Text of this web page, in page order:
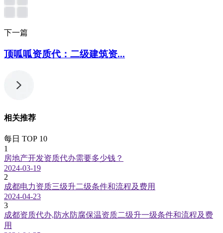
下一篇
顶呱呱资质代：二级建筑资...
相关推荐
每日 TOP 10
1
房地产开发资质代办需要多少钱？
2024-03-19
2
成都电力资质三级升二级条件和流程及费用
2024-04-23
3
成都资质代办,防水防腐保温资质二级升一级条件和流程及费
用